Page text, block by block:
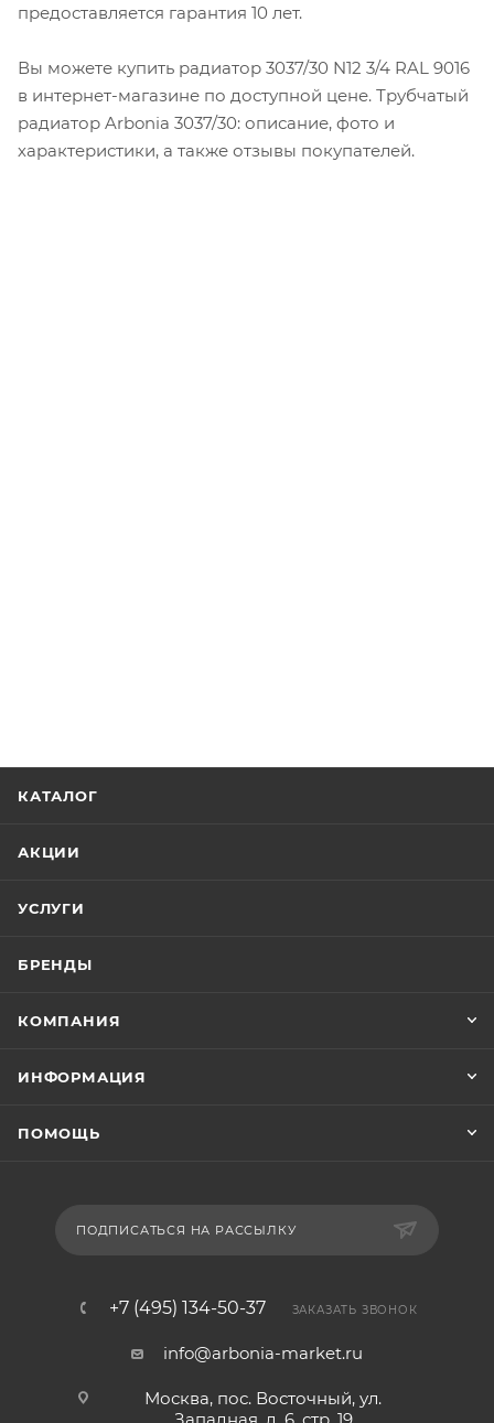
предоставляется гарантия 10 лет.
Вы можете купить радиатор 3037/30 N12 3/4 RAL 9016
в интернет-магазине по доступной цене. Трубчатый
радиатор Arbonia 3037/30: описание, фото и
характеристики, а также отзывы покупателей.
КАТАЛОГ
АКЦИИ
УСЛУГИ
БРЕНДЫ
КОМПАНИЯ
ИНФОРМАЦИЯ
ПОМОЩЬ
ПОДПИСАТЬСЯ НА РАССЫЛКУ
+7 (495) 134-50-37 ЗАКАЗАТЬ ЗВОНОК
info@arbonia-market.ru
Москва, пос. Восточный, ул.